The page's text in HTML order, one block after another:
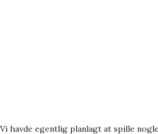
Vi havde egentlig planlagt at spille